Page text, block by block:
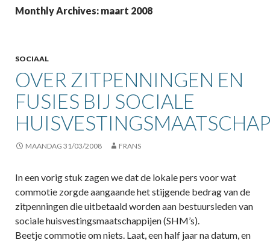
Monthly Archives: maart 2008
SOCIAAL
OVER ZITPENNINGEN EN
FUSIES BIJ SOCIALE
MAANDAG 31/03/2008 FRANS
In een vorig stuk zagen we dat de lokale pers voor wat
commotie zorgde aangaande het stijgende bedrag van de
zitpenningen die uitbetaald worden aan bestuursleden van
sociale huisvestingsmaatschappijen (SHM’s).
Beetje commotie om niets. Laat, een half jaar na datum, en